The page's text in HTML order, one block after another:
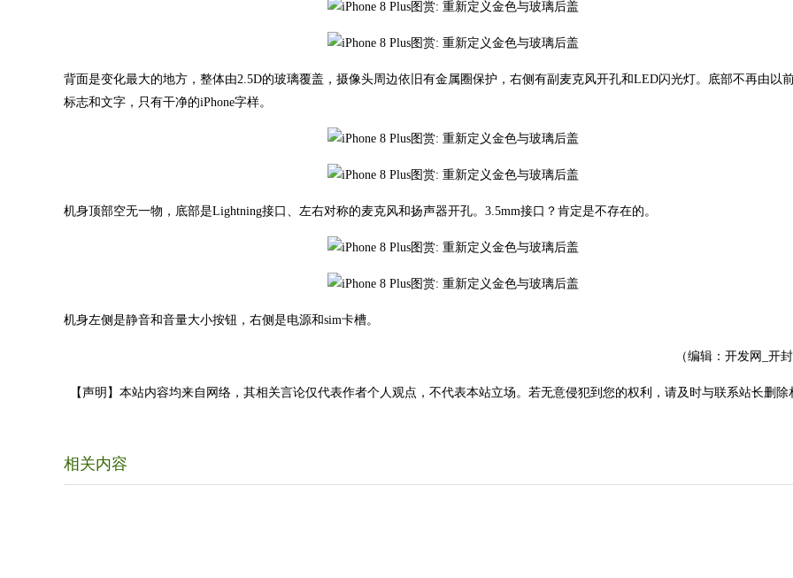
背面是变化最大的地方，整体由2.5D的玻璃覆盖，摄像头周边依旧有金属圈保护，右侧有副麦克风开孔和LED闪光灯。底部不再由以
标志和文字，只有干净的iPhone字样。
机身顶部空无一物，底部是Lightning接口、左右对称的麦克风和扬声器开孔。3.5mm接口？肯定是不存在的。
机身左侧是静音和音量大小按钮，右侧是电源和sim卡槽。
（编辑：开发网_开
【声明】本站内容均来自网络，其相关言论仅代表作者个人观点，不代表本站立场。若无意侵犯到您的权利，请及时与联系站长删
相关内容